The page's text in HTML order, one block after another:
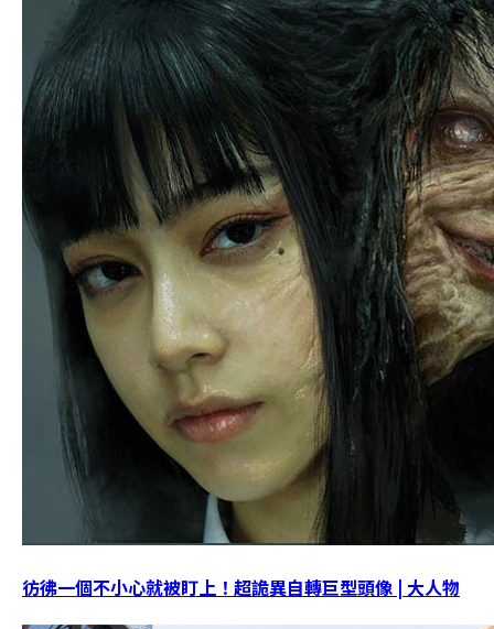
彷彿一個不小心就被盯上！超詭異自轉巨型頭像 | 大人物